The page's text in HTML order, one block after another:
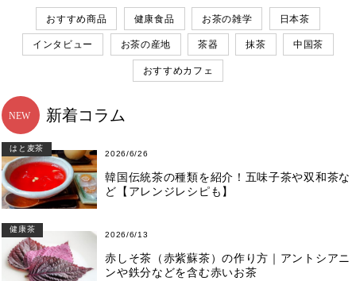
おすすめ商品 健康食品 お茶の雑学 日本茶
インタビュー お茶の産地 茶器 抹茶 中国茶
おすすめカフェ
新着コラム
はと麦茶
2026/6/26
韓国伝統茶の種類を紹介！五味子茶や双和茶な
ど【アレンジレシピも】
健康茶
2026/6/13
赤しそ茶（赤紫蘇茶）の作り方｜アントシアニ
ンや鉄分などを含む赤いお茶